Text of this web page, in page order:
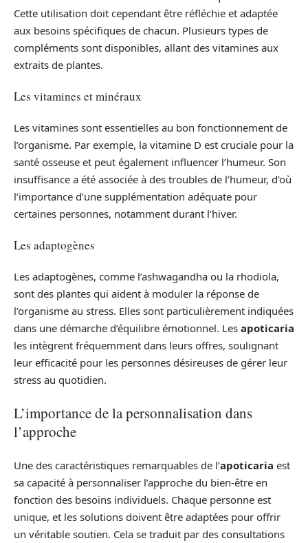
Cette utilisation doit cependant être réfléchie et adaptée
aux besoins spécifiques de chacun. Plusieurs types de
compléments sont disponibles, allant des vitamines aux
extraits de plantes.
Les vitamines et minéraux
Les vitamines sont essentielles au bon fonctionnement de
l’organisme. Par exemple, la vitamine D est cruciale pour la
santé osseuse et peut également influencer l’humeur. Son
insuffisance a été associée à des troubles de l’humeur, d’où
l’importance d’une supplémentation adéquate pour
certaines personnes, notamment durant l’hiver.
Les adaptogènes
Les adaptogènes, comme l’ashwagandha ou la rhodiola,
sont des plantes qui aident à moduler la réponse de
l’organisme au stress. Elles sont particulièrement indiquées
dans une démarche d’équilibre émotionnel. Les apoticaria
les intègrent fréquemment dans leurs offres, soulignant
leur efficacité pour les personnes désireuses de gérer leur
stress au quotidien.
L’importance de la personnalisation dans
l’approche
Une des caractéristiques remarquables de l’apoticaria est
sa capacité à personnaliser l’approche du bien-être en
fonction des besoins individuels. Chaque personne est
unique, et les solutions doivent être adaptées pour offrir
un véritable soutien. Cela se traduit par des consultations